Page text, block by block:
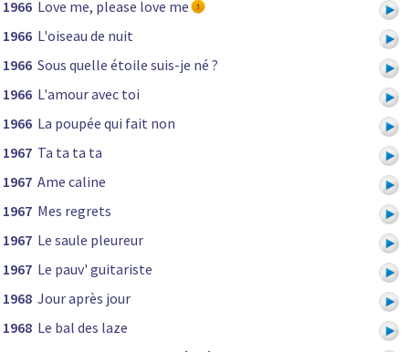
1966 Love me, please love me
1966 L'oiseau de nuit
1966 Sous quelle étoile suis-je né ?
1966 L'amour avec toi
1966 La poupée qui fait non
1967 Ta ta ta ta
1967 Ame caline
1967 Mes regrets
1967 Le saule pleureur
1967 Le pauv' guitariste
1968 Jour après jour
1968 Le bal des laze